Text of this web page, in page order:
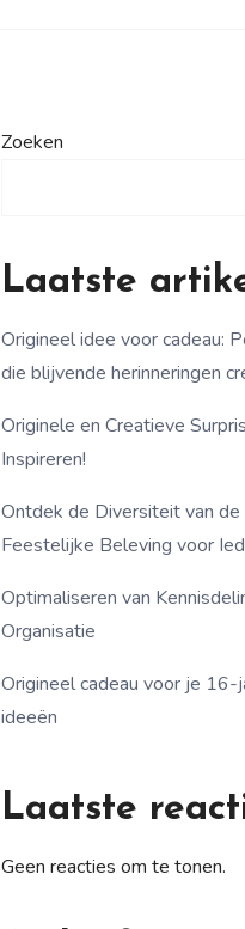
Zoeken
Laatste
Origineel idee voor cadeau:
die blijvende herinneringen
Originele en Creatieve
Inspireren!
Ontdek de Diversiteit van de
Feestelijke Beleving voor
Optimaliseren van
Organisatie
Origineel cadeau voor je 16-
ideeën
Laatste
Geen reacties om te tonen.